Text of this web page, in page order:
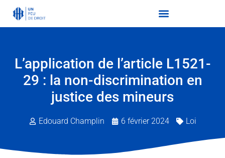
L’application de l’article L1521-
29 : la non-discrimination en
justice des mineurs
Edouard Champlin 6 février 2024 Loi